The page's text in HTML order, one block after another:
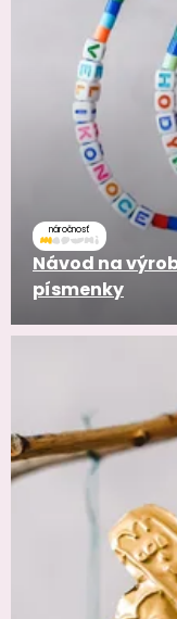
náročnosť
Návod na
písmenky